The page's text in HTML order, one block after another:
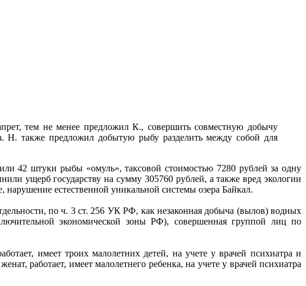
тем не менее предложил К., совершить совместную добычу
также предложил добытую рыбу разделить между собой для
42 штуки рыбы «омуль», таксовой стоимостью 7280 рублей за одну
ущерб государству на сумму 305760 рублей, а также вред экологии
естественной уникальной системы озера Байкал.
по ч. 3 ст. 256 УК РФ, как незаконная добыча (вылов) водных
экономической зоны РФ), совершенная группой лиц по
имеет троих малолетних детей, на учете у врачей психиатра и
работает, имеет малолетнего ребенка, на учете у врачей психиатра